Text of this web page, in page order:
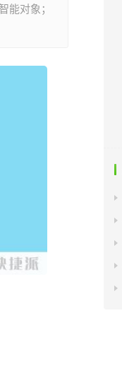
对象；